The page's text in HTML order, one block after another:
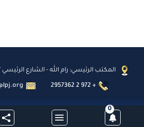
0
المكتب الرئيسي: رام الله - الشارع
2957362 2 972 +